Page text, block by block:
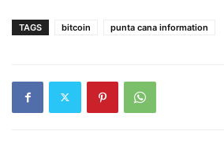
TAGS bitcoin punta cana information